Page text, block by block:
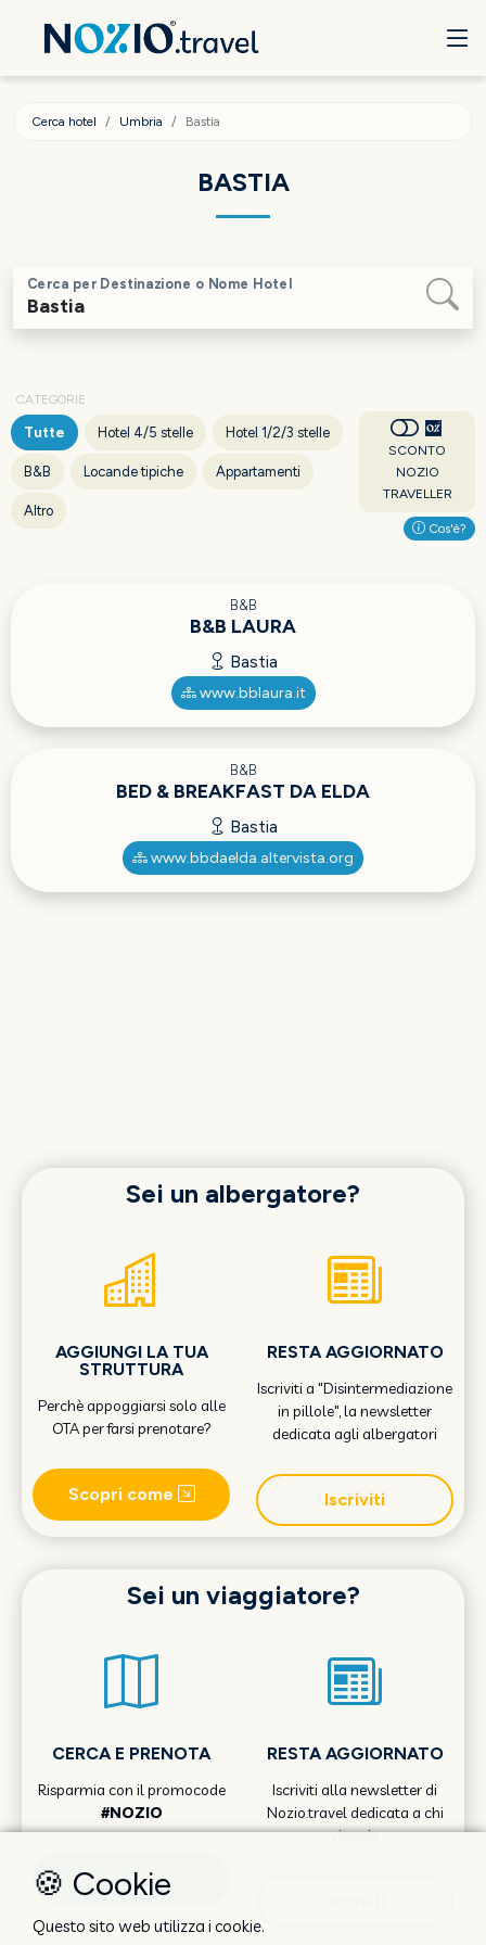
Cerca hotel Umbria Bastia
BASTIA
Cerca per Destinazione o Nome Hotel
CATEGORIE
Tutte Hotel 4/5 stelle Hotel 1/2/3 stelle
B&B Locande tipiche Appartamenti
Altro
SCONTO
NOZIO
TRAVELLER
Cos'è?
B&B
B&B LAURA
Bastia
www.bblaura.it
B&B
BED & BREAKFAST DA ELDA
Bastia
www.bbdaelda.altervista.org
Sei un albergatore?
AGGIUNGI LA TUA
STRUTTURA
Perchè appoggiarsi solo alle
OTA per farsi prenotare?
Scopri come
RESTA AGGIORNATO
Iscriviti a "Disintermediazione
in pillole", la newsletter
dedicata agli albergatori
Iscriviti
Sei un viaggiatore?
CERCA E PRENOTA
Risparmia con il promocode
#NOZIO
Scopri come
RESTA AGGIORNATO
Iscriviti alla newsletter di
Nozio.travel dedicata a chi
viaggia
🍪 Cookie
Questo sito web utilizza i cookie.